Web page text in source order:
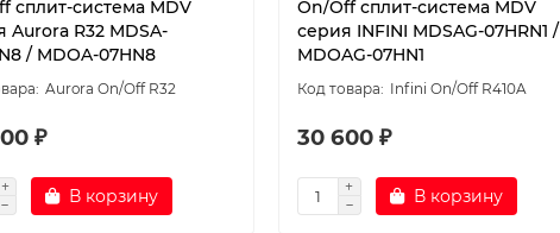
cплит-система MDV
Aurora R32 MDSA-
/ MDOA-07HN8
Aurora On/Off R32
₽
В корзину
On/Off cплит-система MDV
серия INFINI MDSAG-07HRN1 /
MDOAG-07HN1
Infini On/Off R410A
30 600 ₽
В корзину